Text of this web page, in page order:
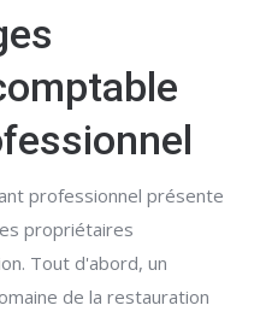
professionnel présente
propriétaires
Tout d'abord, un
de la restauration